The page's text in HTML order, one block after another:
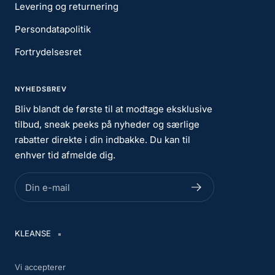
Giv din hud den ultimative pleje med
Bio-Collagen Real Deep Mask
strålende, fugtmættet og ungdommelig hud. ✨
Levering og returnering
Persondatapolitik
Fortrydelsesret
NYHEDSBREV
Bliv blandt de første til at modtage eksklusive
tilbud, sneak peeks på nyheder og særlige
rabatter direkte i din indbakke. Du kan til
enhver tid afmelde dig.
Din e-mail
KLEANSE
Vi accepterer